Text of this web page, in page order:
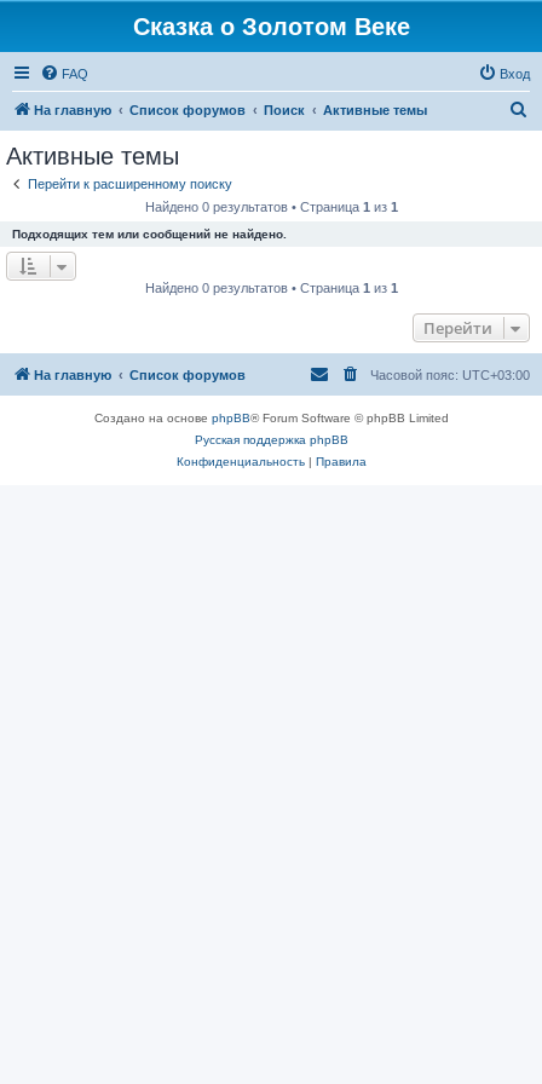
Сказка о Золотом Веке
FAQ Вход
На главную Список форумов Поиск Активные темы
Активные темы
Перейти к расширенному поиску
Найдено 0 результатов • Страница 1 из 1
Подходящих тем или сообщений не найдено.
Найдено 0 результатов • Страница 1 из 1
Перейти
На главную Список форумов Часовой пояс: UTC+03:00
Создано на основе phpBB® Forum Software © phpBB Limited
Русская поддержка phpBB
Конфиденциальность| Правила